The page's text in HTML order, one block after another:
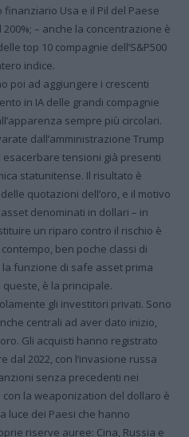
Usa e il Pil del Paese
– anche la concentrazione è
top 10 compagnie dell’S&P500
indice.
poi ad aggiungere i crescenti
in IA delle grandi compagnie
sempre più circolari.
dall’amministrazione Trump
tensioni già presenti
statunitense. Il risultato è
quotazioni dell’oro, e il motivo
denominati in dollari – in
un riparo contro il rischio è
ben poche classi di
funzione di safe asset prima
queste, è la principale.
gli investitori privati. Sono
centrali ad aver dato inizio,
Gli acquisti hanno registrato
2022, con l’invasione russa
senza precedenti nei
la weaponization del dollaro è
luce dei Paesi che hanno
riserve auree: Cina, Russia e